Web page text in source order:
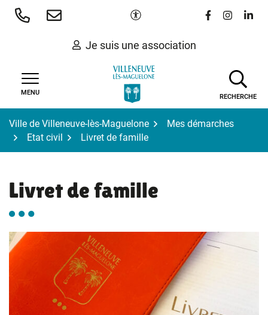
Aller
Paramètres d'accessibilité
Lien vers le
Lien vers
Lien
Je suis une association
MENU
RECHERCHE
Ville de Villeneuve-lès-Maguelone
Mes démarches
Etat civil
Livret de famille
Livret de famille